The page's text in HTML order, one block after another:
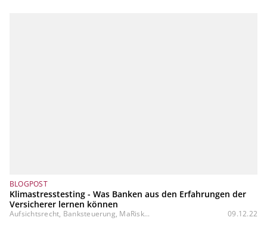
BLOGPOST
Klimastresstesting - Was Banken aus den Erfahrungen der
Versicherer lernen können
Aufsichtsrecht, Banksteuerung, MaRisk... 09.12.22